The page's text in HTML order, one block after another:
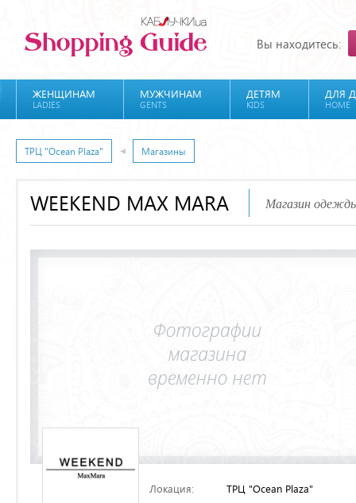
Вы находитесь:
ЖЕНЩИНАМ
LADIES
МУЖЧИНАМ
GENTS
ДЕТЯМ
KIDS
ДЛЯ
HOME
ТРЦ "Ocean Plaza" Магазины
WEEKEND MAX MARA Магазин
Локация:
ТРЦ "Ocean Plaza"